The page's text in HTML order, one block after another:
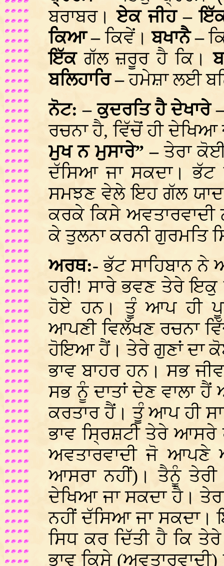
ਬਰਾਬਰ।ਏਕ ਜੀਹ –
ਕਿਆ –ਕਿਵੇਂ।ਬਖਾਨੈ –
ਇੱਕਗੱਲ ਜ਼ਰੂਰ ਹੈ ਕਿ।
ਬਲਿਹਾਰਿ –ਹਮੇਸ਼ਾ ਲਈ
ਨੋਟ: – ਕੁਦਰਤਿ ਹੈ ਦੇਖਾਰੇ
ਰਚਨਾ ਹੈ, ਵਿੱਚੋਂ ਹੀ ਦੇਖਿਆ
ਮੁਖ ਨ ਮੁਸਾਰੇ” –ਤੇਰਾ
ਦੱਸਿਆ ਜਾ ਸਕਦਾ।
ਸਮਝਣ ਵੇਲੇ ਇਹ ਗੱਲ
ਕਰਕੇ ਕਿਸੇ
ਕੇ ਤੁਲਨਾ ਕਰਨੀ ਗੁਰਮਤਿ
ਅਰਥ:-ਭੱਟ ਸਾਹਿਬਾਨ
ਹਰੀ! ਸਾਰੇ ਭਵਣ ਤੇਰੇ
ਹੋਏ ਹਨ। ਤੂੰ ਆਪ ਹੀ
ਆਪਣੀ ਵਿਲੱਖਣ ਰਚਨਾ
ਹੋਇਆ ਹੈਂ। ਤੇਰੇ ਗੁਣਾਂ ਦਾ
ਭਾਵ ਬਾਹਰ ਹਨ। ਸਭ
ਸਭ ਨੂੰ ਦਾਤਾਂ ਦੇਣ ਵਾਲਾ ਹੈਂ
ਕਰਤਾਰ ਹੈਂ। ਤੂੰ ਆਪ ਹੀ
ਭਾਵ ਸ੍ਰਿਸ਼ਟੀ ਤੇਰੇ ਆਸਰੇ
ਅਵਤਾਰਵਾਦੀ ਜੋ
ਆਸਰਾ ਨਹੀਂ)। ਤੈਨੂੰ
ਦੇਖਿਆ ਜਾ ਸਕਦਾ ਹੈ।
ਨਹੀਂ ਦੱਸਿਆ ਜਾ ਸਕਦਾ।
ਸਿਧ ਕਰ ਦਿੱਤੀ ਹੈ ਕਿ
ਭਾਵ ਕਿਸੇ